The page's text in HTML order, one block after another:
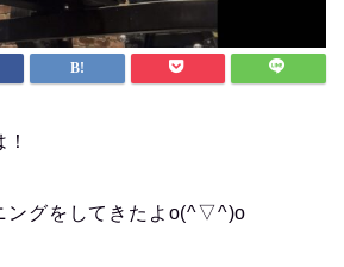
ングをしてきたよo(^▽^)o